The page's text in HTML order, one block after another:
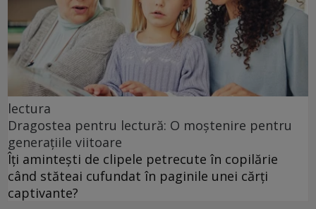
lectura
Dragostea pentru lectură: O moștenire pentru
generațiile viitoare
Îți amintești de clipele petrecute în copilărie
când stăteai cufundat în paginile unei cărți
captivante?